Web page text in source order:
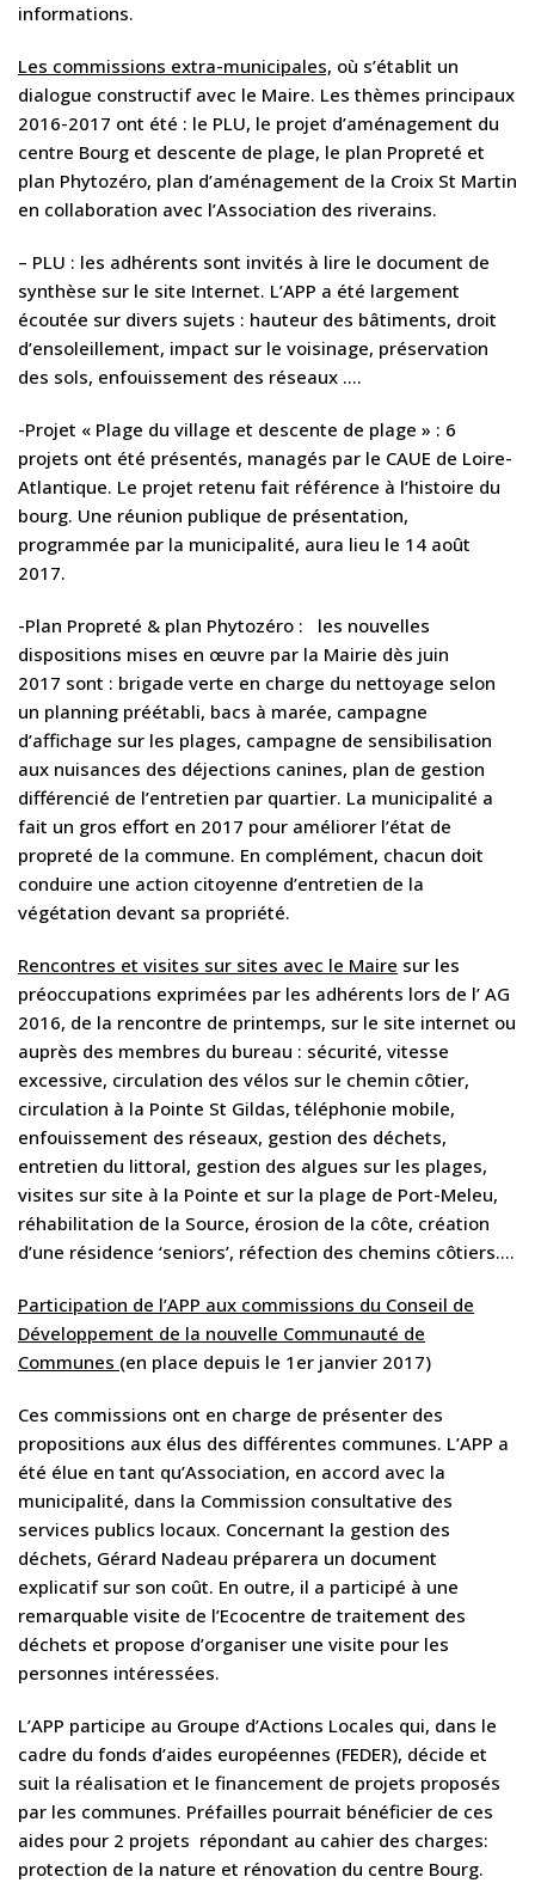
informations.
Les commissions extra-municipales, où s’établit un
dialogue constructif avec le Maire. Les thèmes principaux
2016-2017 ont été : le PLU, le projet d’aménagement du
centre Bourg et descente de plage, le plan Propreté et
plan Phytozéro, plan d’aménagement de la Croix St Martin
en collaboration avec l’Association des riverains.
– PLU : les adhérents sont invités à lire le document de
synthèse sur le site Internet. L’APP a été largement
écoutée sur divers sujets : hauteur des bâtiments, droit
d’ensoleillement, impact sur le voisinage, préservation
des sols, enfouissement des réseaux ….
-Projet « Plage du village et descente de plage » : 6
projets ont été présentés, managés par le CAUE de Loire-
Atlantique. Le projet retenu fait référence à l’histoire du
bourg. Une réunion publique de présentation,
programmée par la municipalité, aura lieu le 14 août
2017.
-Plan Propreté & plan Phytozéro : les nouvelles
dispositions mises en œuvre par la Mairie dès juin
2017 sont : brigade verte en charge du nettoyage selon
un planning préétabli, bacs à marée, campagne
d’affichage sur les plages, campagne de sensibilisation
aux nuisances des déjections canines, plan de gestion
différencié de l’entretien par quartier. La municipalité a
fait un gros effort en 2017 pour améliorer l’état de
propreté de la commune. En complément, chacun doit
conduire une action citoyenne d’entretien de la
végétation devant sa propriété.
Rencontres et visites sur sites avec le Maire sur les
préoccupations exprimées par les adhérents lors de l’ AG
2016, de la rencontre de printemps, sur le site internet ou
auprès des membres du bureau : sécurité, vitesse
excessive, circulation des vélos sur le chemin côtier,
circulation à la Pointe St Gildas, téléphonie mobile,
enfouissement des réseaux, gestion des déchets,
entretien du littoral, gestion des algues sur les plages,
visites sur site à la Pointe et sur la plage de Port-Meleu,
réhabilitation de la Source, érosion de la côte, création
d’une résidence ‘seniors’, réfection des chemins côtiers….
Participation de l’APP aux commissions du Conseil de
Développement de la nouvelle Communauté de
Communes (en place depuis le 1er janvier 2017)
Ces commissions ont en charge de présenter des
propositions aux élus des différentes communes. L’APP a
été élue en tant qu’Association, en accord avec la
municipalité, dans la Commission consultative des
services publics locaux. Concernant la gestion des
déchets, Gérard Nadeau préparera un document
explicatif sur son coût. En outre, il a participé à une
remarquable visite de l’Ecocentre de traitement des
déchets et propose d’organiser une visite pour les
personnes intéressées.
L’APP participe au Groupe d’Actions Locales qui, dans le
cadre du fonds d’aides européennes (FEDER), décide et
suit la réalisation et le financement de projets proposés
par les communes. Préfailles pourrait bénéficier de ces
aides pour 2 projets répondant au cahier des charges:
protection de la nature et rénovation du centre Bourg.